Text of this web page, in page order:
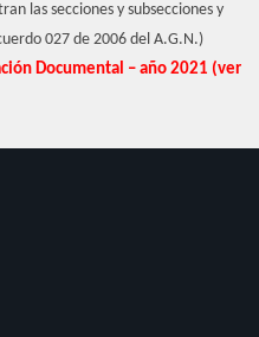
las secciones y subsecciones y
027 de 2006 del A.G.N.)
Documental – año 2021 (ver